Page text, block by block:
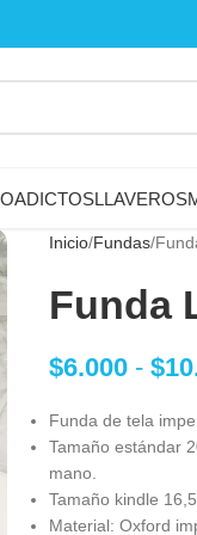
LLAVEROS
Inicio Fundas
Funda
$6.000 - $
Funda de tela
Tamaño estándar
mano.
Tamaño kindle
Material: Oxford